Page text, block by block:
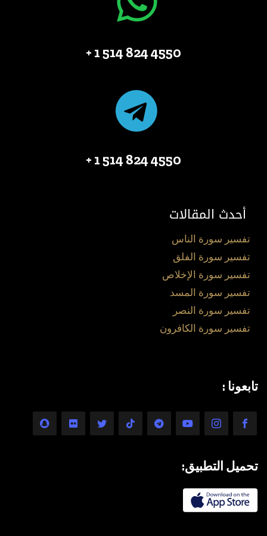
4550 824 514 1 +
4550 824 514 1 +
أحدث المقالات
تفسير سورة الناس
تفسير سورة الفلق
تفسير سورة الإخلاص
تفسير سورة المسد
تفسير سورة النصر
تفسير سورة الكافرون
تابعونا :
تحميل التطبيق: